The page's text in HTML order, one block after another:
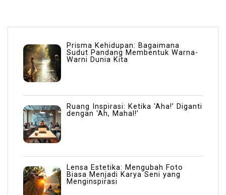
Prisma Kehidupan: Bagaimana
Sudut Pandang Membentuk Warna-
Warni Dunia Kita
Ruang Inspirasi: Ketika ‘Aha!’ Diganti
dengan ‘Ah, Mahal!’
Lensa Estetika: Mengubah Foto
Biasa Menjadi Karya Seni yang
Menginspirasi